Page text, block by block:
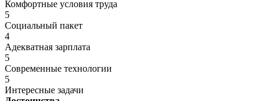
Комфортные условия труда
5
Социальный пакет
4
Адекватная зарплата
5
Современные технологии
5
Интересные задачи